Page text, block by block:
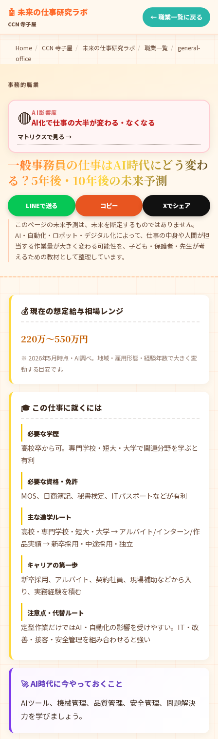
🤖 未来の仕事研究ラボ
CCN 寺子屋
← 職業一覧に戻る
Home / CCN 寺子屋 / 未来の仕事研究ラボ / 職業一覧 / general-
office
事務的職業
🔴AI影響度
AI化で仕事の大半が変わる・なくなる
マトリクスで見る →
一般事務員の仕事はAI時代にどう変わ
る？5年後・10年後の未来予測
LINEで送る コピー Xでシェア
このページの未来予測は、未来を断定するものではありません。
AI・自動化・ロボット・デジタル化によって、仕事の中身や人間が担
当する作業量が大きく変わる可能性を、子ども・保護者・先生が考
えるための教材として整理しています。
💰 現在の想定給与相場レンジ
220万〜550万円
※ 2026年5月時点・AI調べ。地域・雇用形態・経験年数で大きく変
動する目安です。
🎓 この仕事に就くには
必要な学歴
高校卒から可。専門学校・短大・大学で関連分野を学ぶと
有利
必要な資格・免許
MOS、日商簿記、秘書検定、ITパスポートなどが有利
主な進学ルート
高校・専門学校・短大・大学 → アルバイト/インターン/作
品実績 → 新卒採用・中途採用・独立
キャリアの第一歩
新卒採用、アルバイト、契約社員、現場補助などから入
り、実務経験を積む
注意点・代替ルート
定型作業だけではAI・自動化の影響を受けやすい。IT・改
善・接客・安全管理を組み合わせると強い
🚀 AI時代に今やっておくこと
AIツール、機械管理、品質管理、安全管理、問題解決
力を学びましょう。